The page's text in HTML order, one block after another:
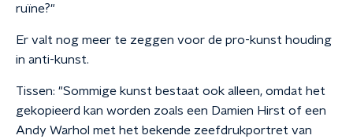
ruïne?"
Er valt nog meer te zeggen voor de pro-kunst houding
in anti-kunst.
Tissen: "Sommige kunst bestaat ook alleen, omdat het
gekopieerd kan worden zoals een Damien Hirst of een
Andy Warhol met het bekende zeefdrukportret van